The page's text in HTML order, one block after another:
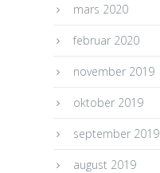
mars 2020
februar 2020
november 2019
oktober 2019
september 2019
august 2019